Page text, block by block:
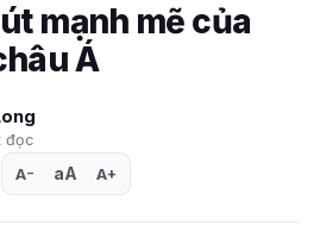
mạnh mẽ của
Á
đọc
A− aA A+